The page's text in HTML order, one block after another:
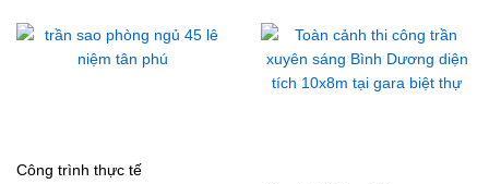
Công trình thực tế